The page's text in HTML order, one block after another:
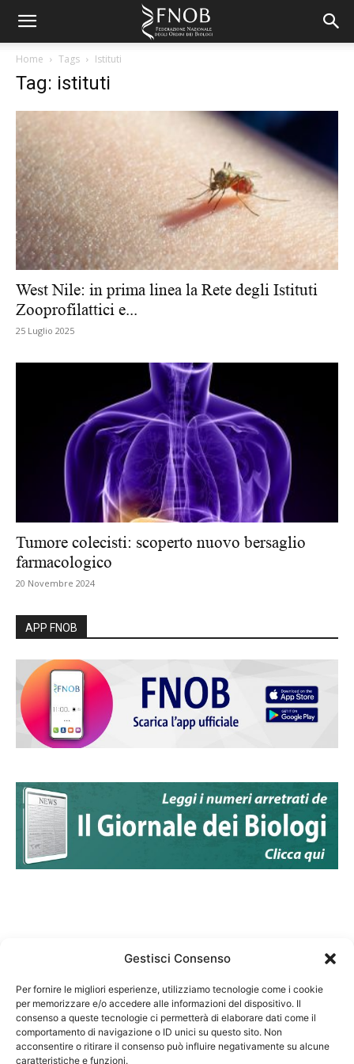
Gestisci Consenso
Per fornire le migliori esperienze, utilizziamo tecnologie come i cookie
per memorizzare e/o accedere alle informazioni del dispositivo. Il
consenso a queste tecnologie ci permetterà di elaborare dati come il
comportamento di navigazione o ID unici su questo sito. Non
acconsentire o ritirare il consenso può influire negativamente su alcune
caratteristiche e funzioni.
Home Tags Istituti
Tag: istituti
West Nile: in prima linea la Rete degli Istituti
Zooprofilattici e...
25 Luglio 2025
Tumore colecisti: scoperto nuovo bersaglio
farmacologico
20 Novembre 2024
APP FNOB
Federazione Nazionale Degli Ordini dei Biologi:
codice fiscale 80069130583
Responsabile sito internet www.fnob.it: Vincenzo